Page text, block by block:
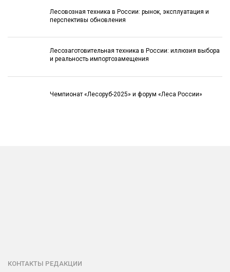
Лесовозная техника в России: рынок, эксплуатация и
перспективы обновления
Лесозаготовительная техника в России: иллюзия выбора
и реальность импортозамещения
Чемпионат «Лесоруб-2025» и форум «Леса России»
КОНТАКТЫ РЕДАКЦИИ